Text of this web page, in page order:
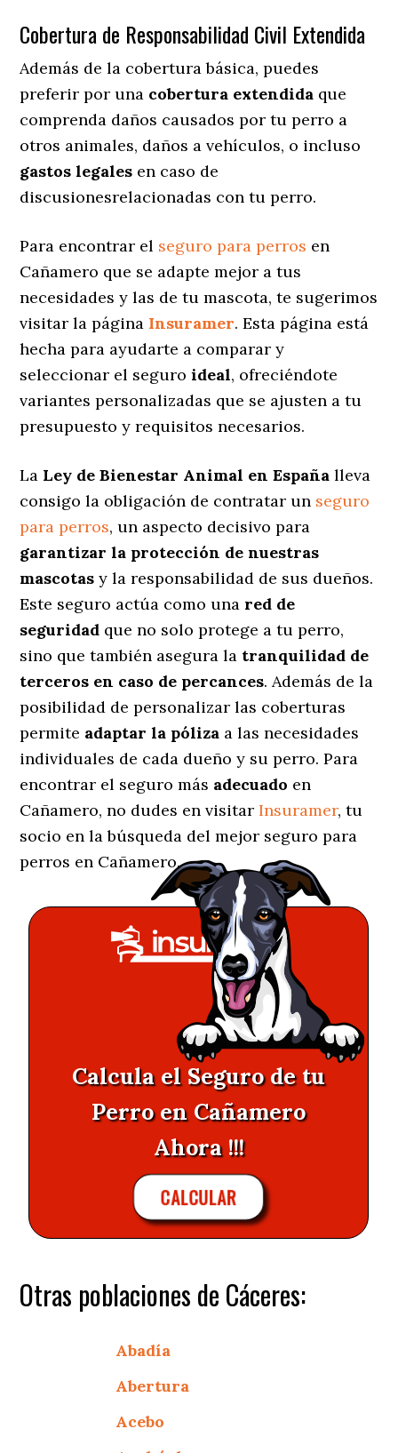
Cobertura de Responsabilidad Civil Extendida
Además de la cobertura básica, puedes
preferir por una cobertura extendida que
comprenda daños causados por tu perro a
otros animales, daños a vehículos, o incluso
gastos legales en caso de
discusionesrelacionadas con tu perro.
Para encontrar el seguro para perros en
Cañamero que se adapte mejor a tus
necesidades y las de tu mascota, te sugerimos
visitar la página Insuramer. Esta página está
hecha para ayudarte a comparar y
seleccionar el seguroideal, ofreciéndote
variantes personalizadas que se ajusten a tu
presupuesto y requisitos necesarios.
La Ley de Bienestar Animal en España lleva
consigo la obligación de contratar un seguro
para perros, un aspecto decisivo para
garantizar la protección de nuestras
mascotas y la responsabilidad de sus dueños.
Este seguro actúa como una red de
seguridad que no solo protege a tu perro,
sino que también asegura la tranquilidad de
terceros en caso de percances. Además de la
posibilidad de personalizar las coberturas
permite adaptar la póliza a las necesidades
individuales de cada dueño y su perro. Para
encontrar el seguro más adecuado en
Cañamero, no dudes en visitarInsuramer, tu
socio en la búsqueda del mejor seguro para
perros en Cañamero.
Calcula el Seguro de tu
Perro en Cañamero
Ahora !!!
CALCULAR
Otras poblaciones de Cáceres:
Abadía
Abertura
Acebo